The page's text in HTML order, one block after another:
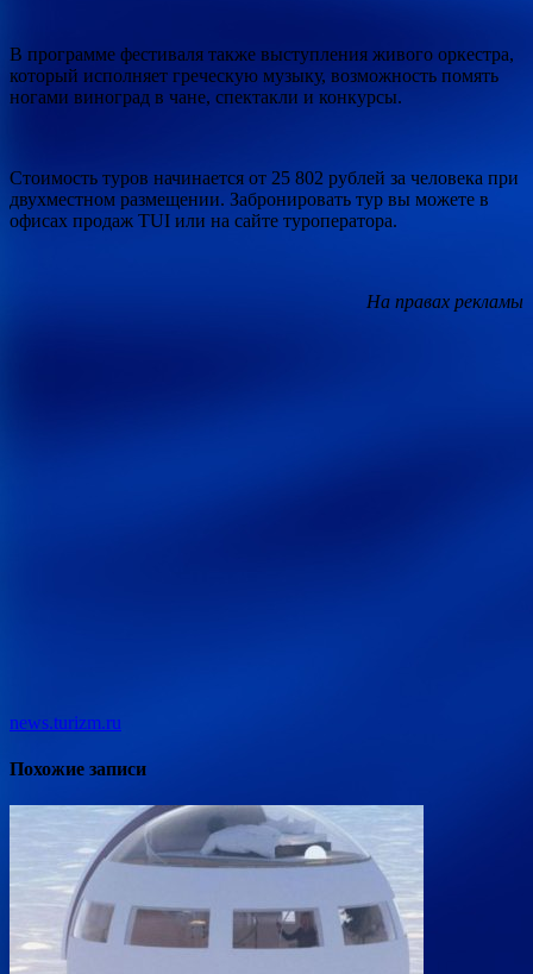
В программе фестиваля также выступления живого оркестра,
который исполняет греческую музыку, возможность помять
ногами виноград в чане, спектакли и конкурсы.
Стоимость туров начинается от 25 802 рублей за человека при
двухместном размещении. Забронировать тур вы можете в
офисах продаж TUI или на сайте туроператора.
На правах рекламы
news.turizm.ru
Похожие записи